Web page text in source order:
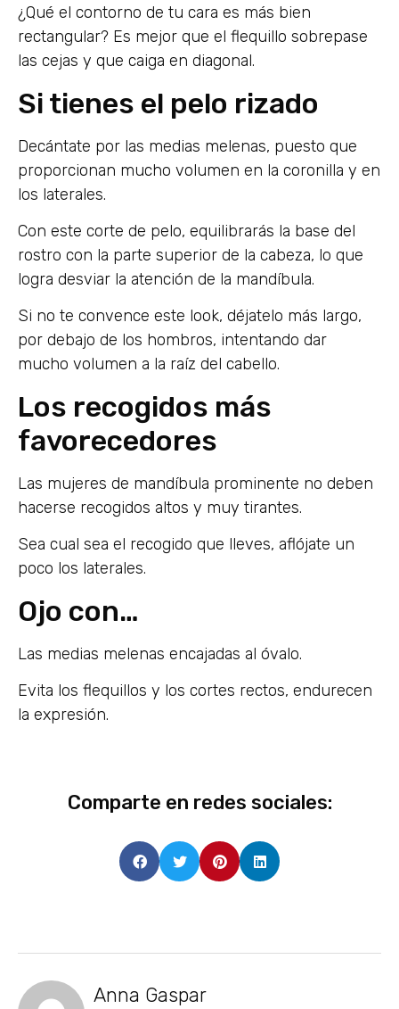
¿Qué el contorno de tu cara es más bien
rectangular? Es mejor que el flequillo sobrepase
las cejas y que caiga en diagonal.
Si tienes el pelo rizado
Decántate por las medias melenas, puesto que
proporcionan mucho volumen en la coronilla y en
los laterales.
Con este corte de pelo, equilibrarás la base del
rostro con la parte superior de la cabeza, lo que
logra desviar la atención de la mandíbula.
Si no te convence este look, déjatelo más largo,
por debajo de los hombros, intentando dar
mucho volumen a la raíz del cabello.
Los recogidos más
favorecedores
Las mujeres de mandíbula prominente no deben
hacerse recogidos altos y muy tirantes.
Sea cual sea el recogido que lleves, aflójate un
poco los laterales.
Ojo con…
Las medias melenas encajadas al óvalo.
Evita los flequillos y los cortes rectos, endurecen
la expresión.
Comparte en redes sociales:
Anna Gaspar